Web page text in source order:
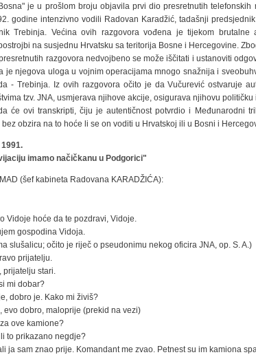
je u prošlom broju objavila prvi dio presretnutih
godine intenzivno vodili Radovan Karadžić, tadašnji
Trebinja. Većina ovih razgovora vođena je tijekom
na susjednu Hrvatsku sa teritorija Bosne i Hercegovine.
razgovora nedvojbeno se može iščitati i ustanoviti
je njegova uloga u vojnim operacijama mnogo snažnija i
- Trebinja. Iz ovih razgovora očito je da Vučurević ostvaruje
tzv. JNA, usmjerava njihove akcije, osigurava njihovu
će ovi transkripti, čiju je autentičnost potvrdio i Međunarodni
obzira na to hoće li se on voditi u Hrvatskoj ili u Bosni i
imamo načičkanu u Podgorici"
(šef kabineta Radovana KARADŽIĆA):
Vidoje hoće da te pozdravi, Vidoje.
gospodina Vidoja.
slušalicu; očito je riječ o pseudonimu nekog oficira JNA, op. S. A.)
prijatelju.
prijatelju stari.
mi dobar?
dobro je. Kako mi živiš?
evo dobro, maloprije (prekid na vezi)
ove kamione?
to prikazano negdje?
ja sam znao prije. Komandant me zvao. Petnest su im kamiona